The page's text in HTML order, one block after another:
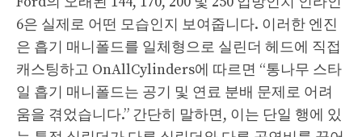
6은 실제로 어떤 모습인지 보여줍니다. 이러한 엔진
은 흡기 매니폴드를 일체형으로 실린더 헤드에 직접
캐스팅하고 OnAllCylinders에 따르면 “통나무 스타
일 흡기 매니폴드는 공기 및 연료 분배 문제로 어려
움을 겪었습니다.” 간단히 말하면, 이는 단일 행에 있